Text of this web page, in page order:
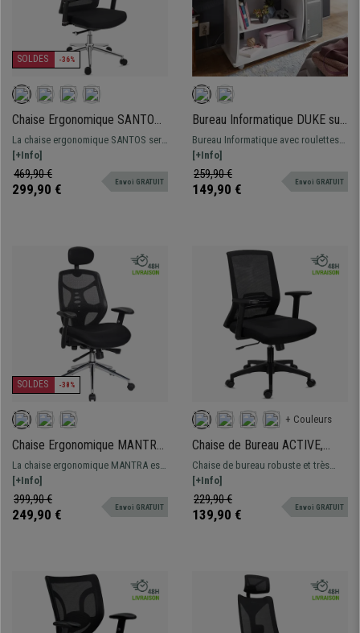
SOLDES -36%
Chaise Ergonomique SANTOS,
Appui-tête, Utilisation
Professionnelle 8h, en Noir
La chaise ergonomique SANTOS sera
idéale pour une utilisation
professionnelle intensive, grâce à
son support lombaire et son assise
bien rembourrée !
[+Info]
469,90 €
299,90 € Envoi GRATUIT
Bureau Informatique DUKE sur
Roulettes, Dimensions
90x50cm, Bois Blanc
Bureau Informatique avec roulettes
DUKE. Dimensions 90x50cm et 71 cm
de hauteur.Le bureau parfait pour
organiser son espace et est
totalement mobile (roulettes
[+Info]
259,90 €
149,90 € Envoi GRATUIT
SOLDES -38%
Chaise Ergonomique MANTRA,
Appui-tête, Support Lombaire,
Accoudoirs Ajustables, Noir
La chaise ergonomique MANTRA est
très confortable et fonctionnelle, et
sera idéale pour une utilisation
professionnelle exigeante !
[+Info]
399,90 €
249,90 € Envoi GRATUIT
+ Couleurs
Chaise de Bureau ACTIVE,
Support Lombaire, Accoudoirs
Ajustables, Confortable et
Robuste, Noir
Chaise de bureau robuste et très
esthétique, avec support lombaire.
Assise de haute densité et
accoudoirs ajustables, la garantie
d'un confort optimal.
[+Info]
229,90 €
139,90 € Envoi GRATUIT